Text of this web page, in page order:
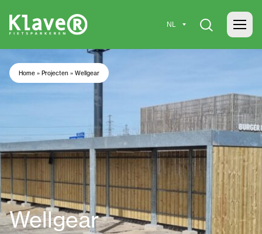
Home » Projecten » Wellgear
Wellgear